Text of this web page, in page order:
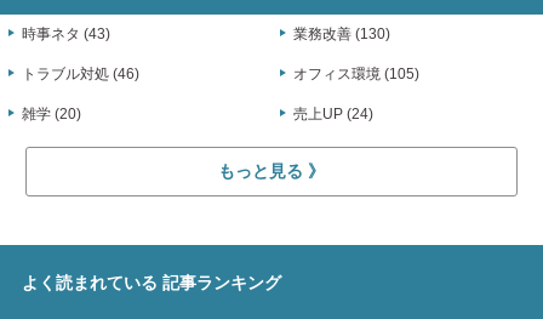
時事ネタ (43) 業務改善 (130)
トラブル対処 (46) オフィス環境 (105)
雑学 (20) 売上UP (24)
もっと見る
よく読まれている 記事ランキング